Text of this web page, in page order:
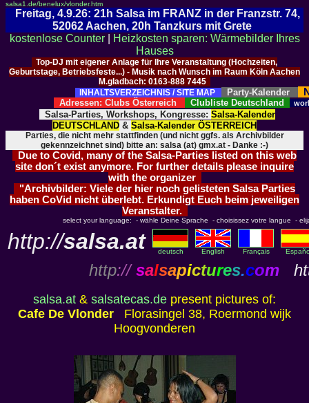
salsa1.de/benelux/vlonder.htm
Freitag, 4.9.26: 21h Salsa im FRANZ in der Franzstr. 74,
52062 Aachen, 20h Tanzkurs mit Grete
kostenlose Counter|
Heizkosten sparen: Wärmebilder Ihres
Hauses
Top-DJ mit eigener Anlage für Ihre Veranstaltung (Hochzeiten,
Geburtstage, Betriebsfeste...) - Musik nach Wunsch im Raum Köln Aachen
M.gladbach: 0163-888 7445
INHALTSVERZEICHNIS / SITE MAP
Party-Kalender
Adressen: Clubs Österreich Clubliste Deutschland
Salsa-Parties, Workshops, Kongresse: Salsa-Kalender
DEUTSCHLAND & Salsa-Kalender ÖSTERREICH
Parties, die nicht mehr stattfinden (und nicht ggfs. als Archivbilder
gekennzeichnet sind) bitte an: salsa (at) gmx.at - Danke :-)
Due to Covid, many of the Salsa-Parties listed on this web
site don´t exist anymore. For further details please inquire
with the organizer
"Archivbilder: Viele der hier noch gelisteten Salsa Parties
haben CoVid nicht überlebt. Erkundigt Euch beim jeweiligen
Veranstalter.
select your language: - wähle Deine Sprache - choisissez votre langue -
http://salsa.at deutsch English Français
http:// salsapictures.com
salsa.at & salsatecas.de present pictures of:
Cafe De Vlonder Florasingel 38, Roermond wijk
Hoogvonderen